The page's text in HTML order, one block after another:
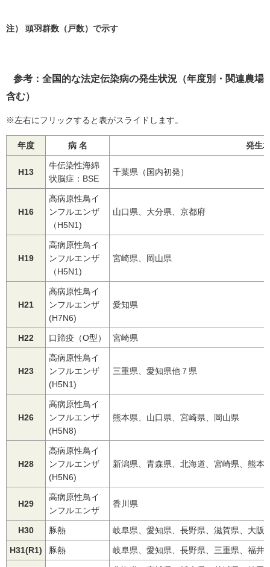
注） 頭羽群数（戸数）で示す
参考：全国的な法定伝染病の発生状況（年度別・関連農場
含む）
※左右にフリックすると表がスライドします。
年度 病 名 発生
H13
牛伝染性海綿
状脳症：BSE
千葉県（国内初発）
H16
高病原性鳥イ
ンフルエンザ
（H5N1)
山口県、大分県、京都府
H19
高病原性鳥イ
ンフルエンザ
（H5N1)
宮崎県、岡山県
H21
高病原性鳥イ
ンフルエンザ
(H7N6)
愛知県
H22 口蹄疫（O型） 宮崎県
H23
高病原性鳥イ
ンフルエンザ
(H5N1)
三重県、愛知県他７県
H26
高病原性鳥イ
ンフルエンザ
(H5N8)
熊本県、山口県、宮崎県、岡山県
H28
高病原性鳥イ
ンフルエンザ
(H5N6)
新潟県、青森県、北海道、宮崎県、熊本
H29
高病原性鳥イ
ンフルエンザ
香川県
H30 豚熱 岐阜県、愛知県、長野県、滋賀県、大阪
H31(R1) 豚熱 岐阜県、愛知県、長野県、三重県、福井